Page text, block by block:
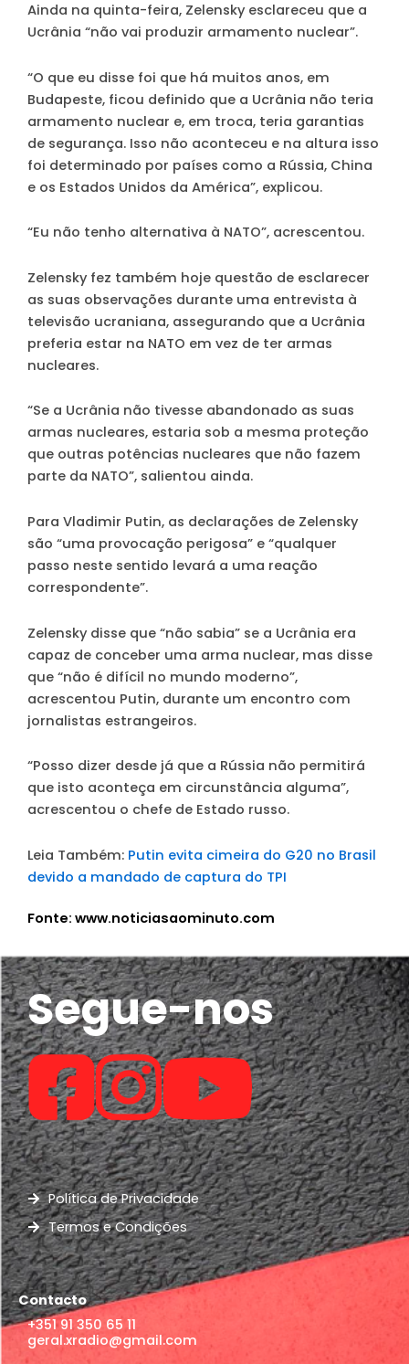
Ainda na quinta-feira, Zelensky esclareceu que a
Ucrânia “não vai produzir armamento nuclear”.
“O que eu disse foi que há muitos anos, em
Budapeste, ficou definido que a Ucrânia não teria
armamento nuclear e, em troca, teria garantias
de segurança. Isso não aconteceu e na altura isso
foi determinado por países como a Rússia, China
e os Estados Unidos da América”, explicou.
“Eu não tenho alternativa à NATO”, acrescentou.
Zelensky fez também hoje questão de esclarecer
as suas observações durante uma entrevista à
televisão ucraniana, assegurando que a Ucrânia
preferia estar na NATO em vez de ter armas
nucleares.
“Se a Ucrânia não tivesse abandonado as suas
armas nucleares, estaria sob a mesma proteção
que outras potências nucleares que não fazem
parte da NATO”, salientou ainda.
Para Vladimir Putin, as declarações de Zelensky
são “uma provocação perigosa” e “qualquer
passo neste sentido levará a uma reação
correspondente”.
Zelensky disse que “não sabia” se a Ucrânia era
capaz de conceber uma arma nuclear, mas disse
que “não é difícil no mundo moderno”,
acrescentou Putin, durante um encontro com
jornalistas estrangeiros.
“Posso dizer desde já que a Rússia não permitirá
que isto aconteça em circunstância alguma”,
acrescentou o chefe de Estado russo.
Leia Também: Putin evita cimeira do G20 no Brasil
devido a mandado de captura do TPI
Fonte: www.noticiasaominuto.com
Segue-nos
Política de Privacidade
Termos e Condições
Contacto
+351 91 350 65 11
geral.xradio@gmail.com